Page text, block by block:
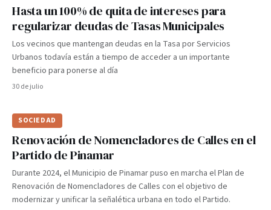
Hasta un 100% de quita de intereses para
regularizar deudas de Tasas Municipales
Los vecinos que mantengan deudas en la Tasa por Servicios
Urbanos todavía están a tiempo de acceder a un importante
beneficio para ponerse al día
30 de julio
SOCIEDAD
Renovación de Nomencladores de Calles en el
Partido de Pinamar
Durante 2024, el Municipio de Pinamar puso en marcha el Plan de
Renovación de Nomencladores de Calles con el objetivo de
modernizar y unificar la señalética urbana en todo el Partido.